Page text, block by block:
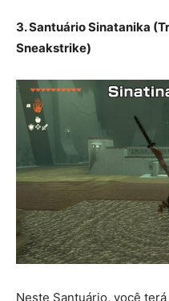
3. Santuário Sinatanika
Sneakstrike)
Neste Santuário, você